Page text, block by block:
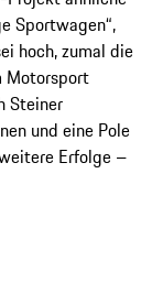
Sportwagen“,
hoch, zumal die
Motorsport
Steiner
und eine Pole
Erfolge –